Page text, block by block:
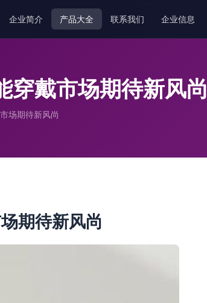
企业简介 产品大全 联系我们 企业信息
戴市场期待新风尚
场期待新风尚
期待新风尚